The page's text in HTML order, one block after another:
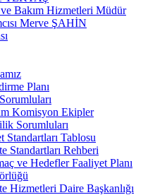
ve Bakım Hizmetleri Müdür
Merve ŞAHİN
Planı
Komisyon Ekipler
Sorumluları
Standartları Tablosu
Standartları Rehberi
ve Hedefler Faaliyet Planı
Hizmetleri Daire Başkanlığı